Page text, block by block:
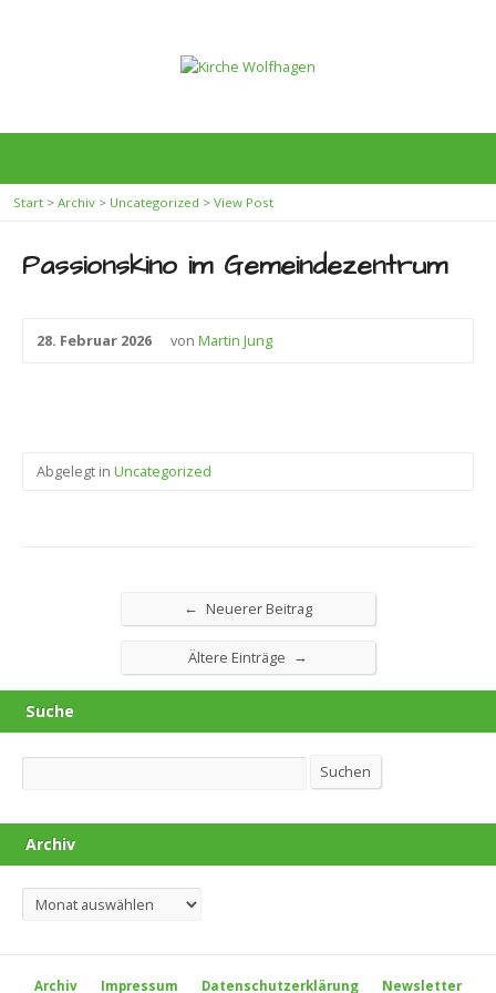
Start > Archiv > Uncategorized > View Post
Passionskino im Gemeindezentrum
28. Februar 2026 von Martin Jung
Abgelegt in Uncategorized
← Neuerer Beitrag
Ältere Einträge →
Suche
Suchen Suchen
Archiv
Archiv
Archiv Impressum Datenschutzerklärung Newsletter